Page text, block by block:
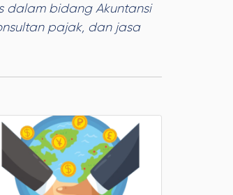
dalam bidang Akuntansi
pajak, dan jasa